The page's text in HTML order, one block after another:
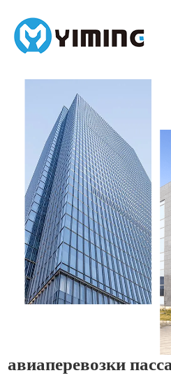
Tags
видео
авиаперевозки